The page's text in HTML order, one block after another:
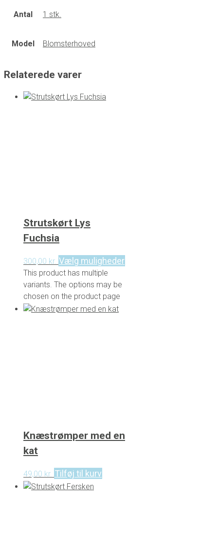
Antal 1 stk.
Model Blomsterhoved
Relaterede varer
Strutskørt Lys
Fuchsia
300,00 kr. Vælg muligheder
This product has multiple
variants. The options may be
chosen on the product page
Knæstrømper med en
kat
49,00 kr. Tilføj til kurv